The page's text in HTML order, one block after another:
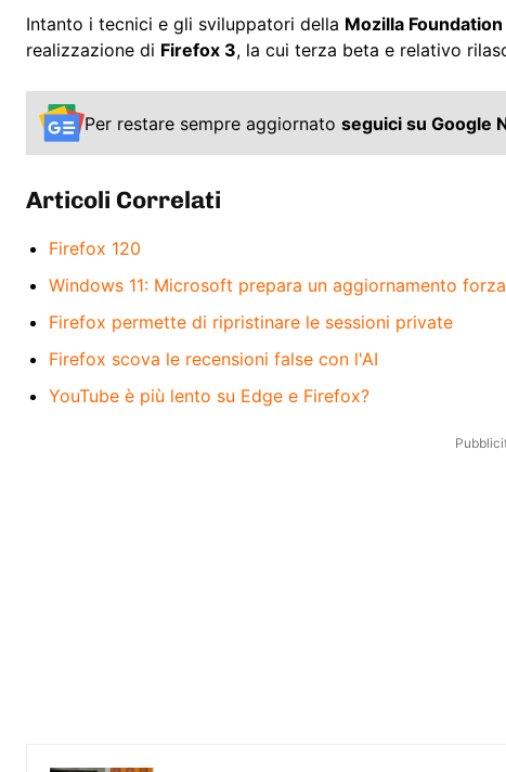
Intanto i tecnici e gli sviluppatori della Mozilla Foundation
realizzazione di Firefox 3, la cui terza beta e relativo
Per restare sempre aggiornato seguici su Google
Articoli Correlati
Firefox 120
Windows 11: Microsoft prepara un aggiornamento
Firefox permette di ripristinare le sessioni private
Firefox scova le recensioni false con l'AI
YouTube è più lento su Edge e Firefox?